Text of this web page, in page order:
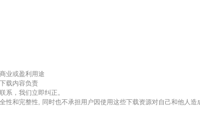
业或盈利用途
载内容负责
系，我们立即纠正。
性和完整性, 同时也不承担用户因使用这些下载资源对自己和他人造